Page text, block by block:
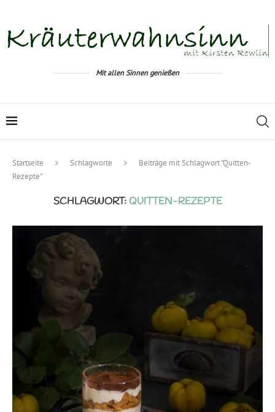
Mit allen Sinnen genießen
Startseite Schlagworte
Beiträge mit Schlagwort "Quitten-
Rezepte"
SCHLAGWORT:QUITTEN-REZEPTE